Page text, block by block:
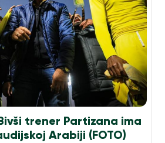
trener Partizana ima
Arabiji (FOTO)